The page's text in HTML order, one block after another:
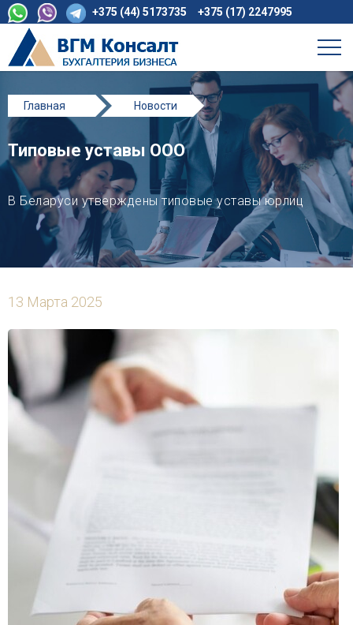
+375 (44) 5173735 +375 (17) 2247995
Главная
Новости
Типовые уставы ООО
Типовые уставы ООО
В Беларуси утверждены типовые уставы юрлиц
13 Марта 2025